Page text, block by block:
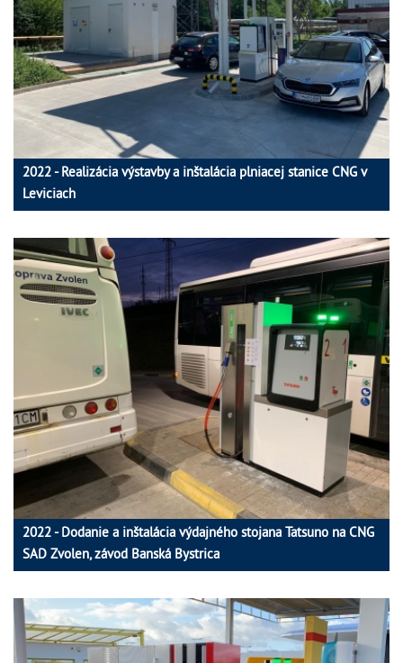
2022 - Realizácia výstavby a inštalácia plniacej stanice CNG v
Leviciach
2022 - Dodanie a inštalácia výdajného stojana Tatsuno na CNG
SAD Zvolen, závod Banská Bystrica